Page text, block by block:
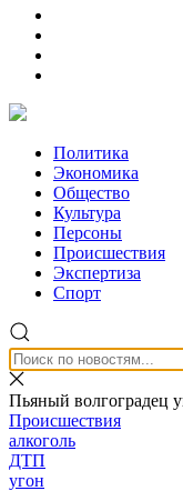
Политика
Экономика
Общество
Культура
Персоны
Происшествия
Экспертиза
Спорт
Пьяный волгоградец
Происшествия
алкоголь
ДТП
угон